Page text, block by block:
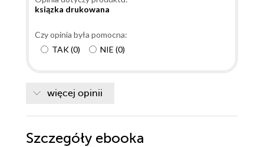
ksiązka drukowana
Czy opinia była pomocna:
TAK(0) NIE (0)
więcej opinii
Szczegóły ebooka